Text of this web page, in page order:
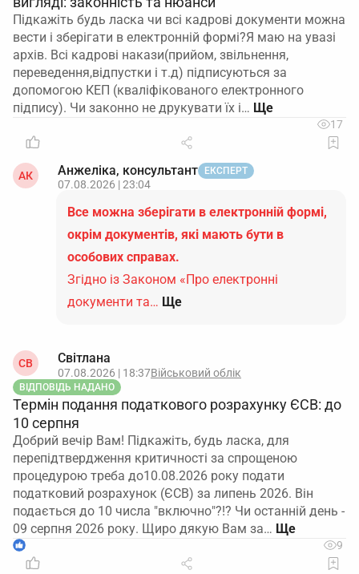
Підкажіть будь ласка чи всі кадрові документи можна
вести і зберігати в електронній формі?Я маю на увазі
архів. Всі кадрові накази(прийом, звільнення,
переведення,відпустки і т.д) підписуються за
допомогою КЕП (кваліфікованого електронного
підпису). Чи законно не друкувати їх і…
17
АК Анжеліка, консультант ЕКСПЕРТ
07.08.2026 | 23:04
Все можна зберігати в електронній формі,
окрім документів, які мають бути в
особових справах.
Згідно із Законом «Про електронні
документи та… Ще
СВ Світлана
07.08.2026 | 18:37Військовий облік
ВІДПОВІДЬ НАДАНО
Термін подання податкового розрахунку ЄСВ: до
10 серпня
Добрий вечір Вам! Підкажіть, будь ласка, для
перепідтвердження критичності за спрощеною
процедурою треба до10.08.2026 року подати
податковий розрахунок (ЄСВ) за липень 2026. Він
подається до 10 числа "включно"?!? Чи останній день -
09 серпня 2026 року. Щиро дякую Вам за…
1 9